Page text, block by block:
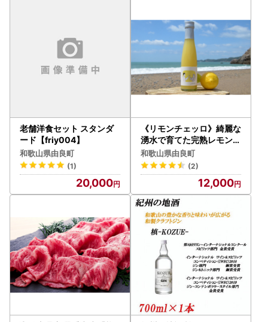
老舗洋食セット スタンダ
ード【friy004】
和歌山県由良町
(1)
20,000
《リモンチェッロ》綺麗な
湧水で育てた完熟レモンで
つくりました！ / お酒 レモ
ンチェロ カクテル 【uttn7
03-sake-500】
和歌山県由良町
(2)
12,000